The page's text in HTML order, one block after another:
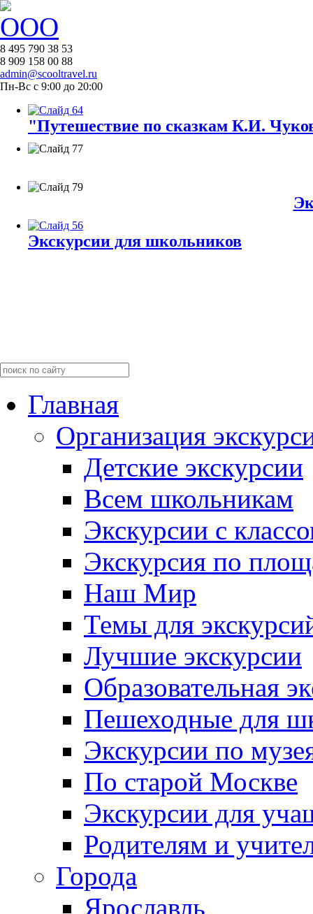
8 495 790 38 53
8 909 158 00 88
admin@scooltravel.ru
Пн-Вс с 9:00 до 20:00
"Путешествие по сказкам К.И.
Экскурсии для школьников
Главная
Организация
Детские экскурсии
Всем школьникам
Экскурсии c
Экскурсия по
Наш Мир
Темы для
Лучшие экскурсии
Образовательная
Пешеходные для
Экскурсии по
По старой Москве
Экскурсии для
Родителям и
Города
Ярославль